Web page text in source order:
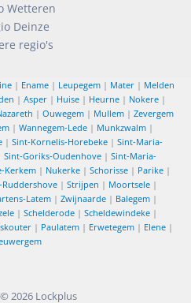
Wetteren
Deinze
regio's
| Ename | Leupegem | Mater | Melden
| Asper| Huise| Heurne| Nokere|
| Ouwegem| Mullem| Zevergem
| Wannegem-Lede| Munkzwalm|
| Sint-Kornelis-Horebeke | Sint-Maria-
Sint-Goriks-Oudenhove| Sint-Maria-
Kerkem| Nukerke| Schorisse| Parike|
Ruddershove| Strijpen | Moortsele|
Latem| Zwijnaarde| Balegem|
| Schelderode | Scheldewindeke |
| Paulatem | Erwetegem | Elene |
2026 Lockplus